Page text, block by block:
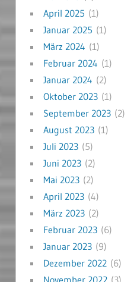
April 2025 (1)
Januar 2025 (1)
März 2024 (1)
Februar 2024 (1)
Januar 2024 (2)
Oktober 2023(1)
September 2023(2)
August 2023(1)
Juli 2023(5)
Juni 2023(2)
Mai 2023(2)
April 2023(4)
März 2023(2)
Februar 2023(6)
Januar 2023(9)
Dezember 2022(6)
November 2022(3)